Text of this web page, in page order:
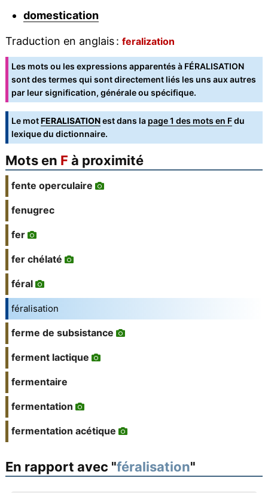
domestication
Traduction en anglais : feralization
Les mots ou les expressions apparentés à FÉRALISATION
sont des termes qui sont directement liés les uns aux autres
par leur signification, générale ou spécifique.
Le motFERALISATIONest dans la page 1 des mots en Fdu
lexique du dictionnaire.
Mots en F à proximité
fente operculaire
fenugrec
fer
fer chélaté
féral
féralisation
ferme de subsistance
ferment lactique
fermentaire
fermentation
fermentation acétique
En rapport avec "féralisation"